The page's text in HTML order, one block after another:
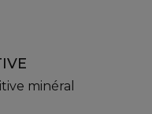
minéral